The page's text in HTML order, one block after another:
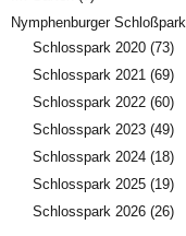
Nymphenburger Schloßpark
Schlosspark 2020 (73)
Schlosspark 2021 (69)
Schlosspark 2022 (60)
Schlosspark 2023 (49)
Schlosspark 2024 (18)
Schlosspark 2025 (19)
Schlosspark 2026 (26)